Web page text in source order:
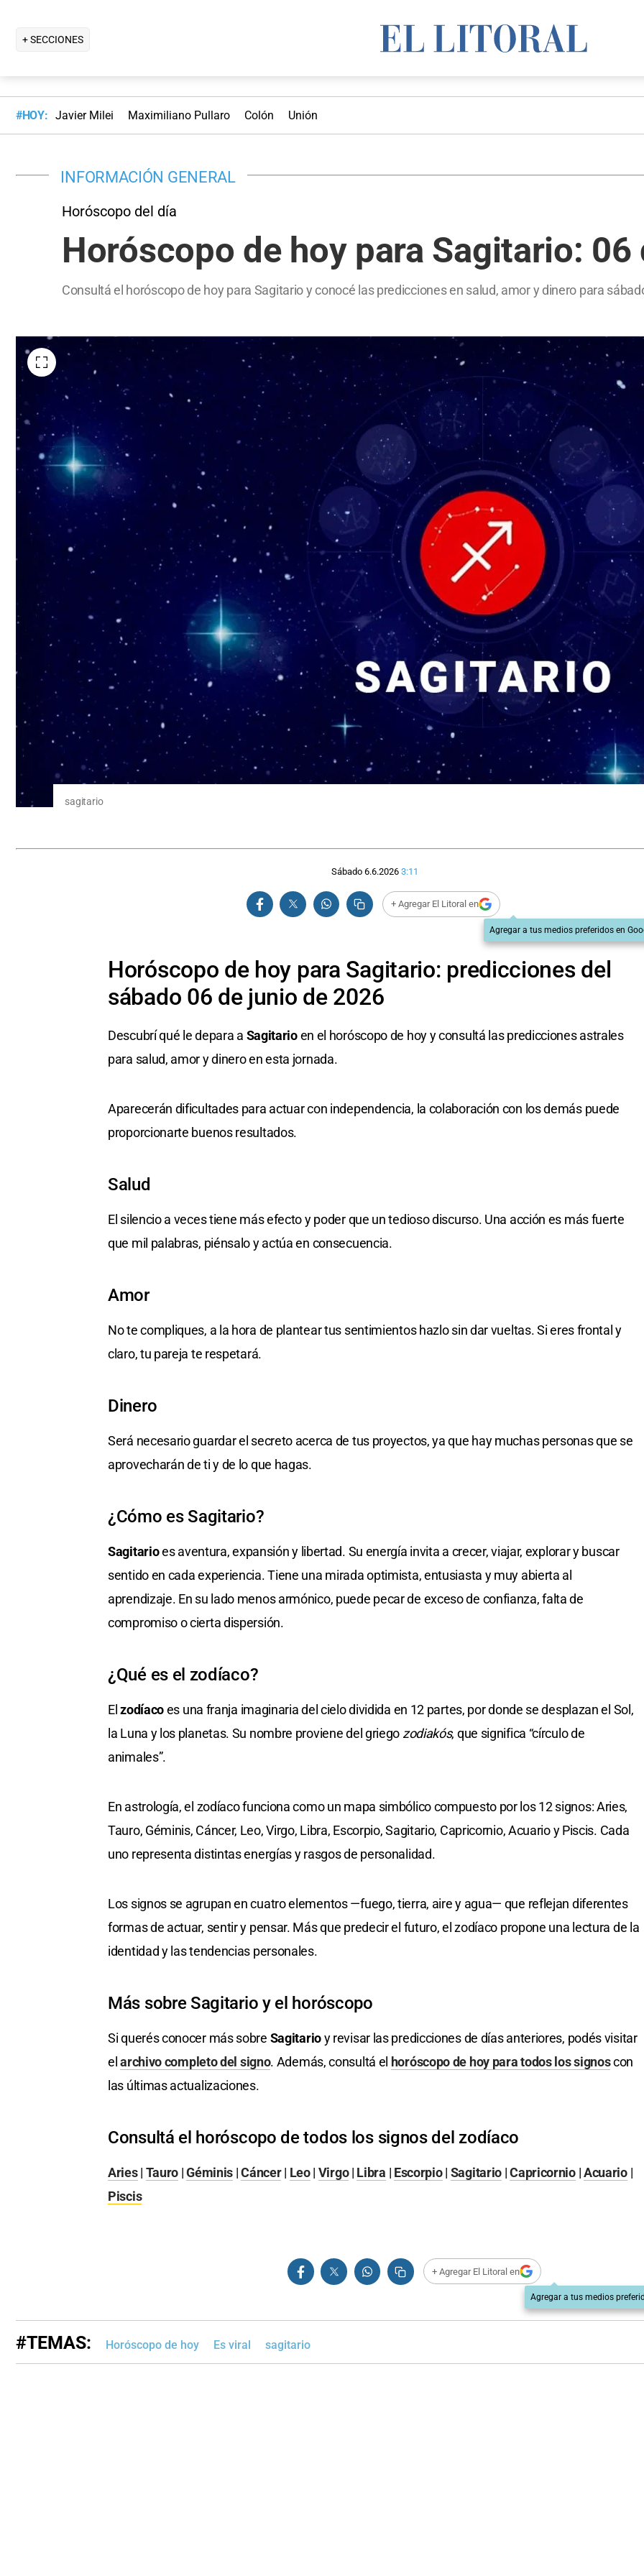
+ SECCIONES
#HOY: Javier Milei Maximiliano Pullaro Colón Unión
INFORMACIÓN GENERAL
Horóscopo del día
Horóscopo de hoy para Sagitario:
Consultá el horóscopo de hoy para Sagitario y conocé las predicciones en salud, amor y dinero para
sagitario
Sábado 6.6.2026 3:11
+ Agregar El Litoral en
Agregar a tus medios preferidos en
Horóscopo de hoy para Sagitario: predicciones del
sábado 06 de junio de 2026
Descubrí qué le depara a Sagitarioen el horóscopo de hoy y consultá las predicciones astrales
para salud, amor y dinero en esta jornada.
Aparecerán dificultades para actuar con independencia, la colaboración con los demás puede
proporcionarte buenos resultados.
Salud
El silencio a veces tiene más efecto y poder que un tedioso discurso. Una acción es más fuerte
que mil palabras, piénsalo y actúa en consecuencia.
Amor
No te compliques, a la hora de plantear tus sentimientos hazlo sin dar vueltas. Si eres frontal y
claro, tu pareja te respetará.
Dinero
Será necesario guardar el secreto acerca de tus proyectos, ya que hay muchas personas que se
aprovecharán de ti y de lo que hagas.
¿Cómo es Sagitario?
Sagitarioes aventura, expansión y libertad. Su energía invita a crecer, viajar, explorar y buscar
sentido en cada experiencia. Tiene una mirada optimista, entusiasta y muy abierta al
aprendizaje. En su lado menos armónico, puede pecar de exceso de confianza, falta de
compromiso o cierta dispersión.
¿Qué es el zodíaco?
Elzodíacoes una franja imaginaria del cielo dividida en 12 partes, por donde se desplazan el Sol,
la Luna y los planetas. Su nombre proviene del griegozodiakós, que significa “círculo de
animales”.
En astrología, el zodíaco funciona como un mapa simbólico compuesto por los 12 signos: Aries,
Tauro, Géminis, Cáncer, Leo, Virgo, Libra, Escorpio, Sagitario, Capricornio, Acuario y Piscis. Cada
uno representa distintas energías y rasgos de personalidad.
Los signos se agrupan en cuatro elementos —fuego, tierra, aire y agua— que reflejan diferentes
formas de actuar, sentir y pensar. Más que predecir el futuro, el zodíaco propone una lectura de la
identidad y las tendencias personales.
Más sobre Sagitario y el horóscopo
Si querés conocer más sobre Sagitarioy revisar las predicciones de días anteriores, podés visitar
elarchivo completo del signo. Además, consultá el horóscopo de hoy para todos los signoscon
las últimas actualizaciones.
Consultá el horóscopo de todos los signos del zodíaco
Aries| Tauro |Géminis |Cáncer| Leo| Virgo| Libra | Escorpio| Sagitario |Capricornio|Acuario|
Piscis
+ Agregar El Litoral en
Agregar a tus medios
#TEMAS: Horóscopo de hoy Es viral sagitario